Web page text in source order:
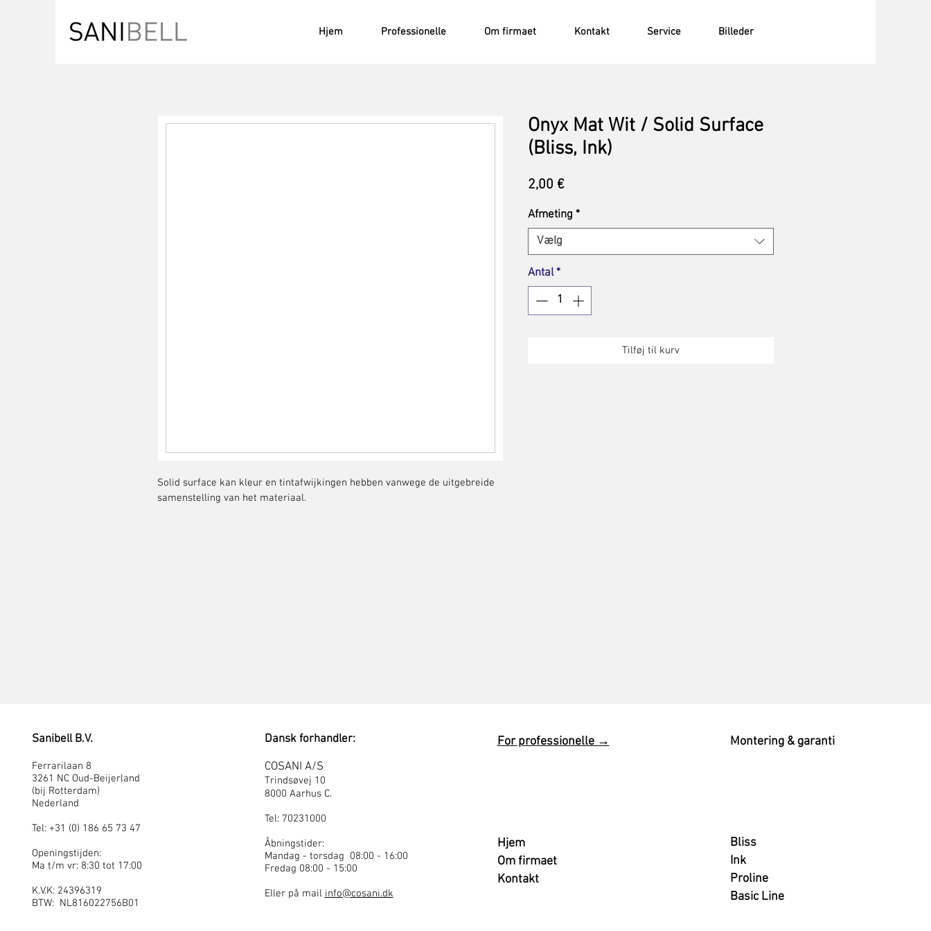
Hjem Professionelle Om firmaet Kontakt Service Billeder
Solid surface kan kleur en tintafwijkingen hebben vanwege de uitgebreide
samenstelling van het materiaal.
Onyx Mat Wit / Solid Surface
(Bliss, Ink)
2,00 €Pris
Afmeting *
Vælg
Antal *
Tilføj til kurv
Sanibell B.V.
Ferrarilaan 8
3261 NC Oud-Beijerland
(bij Rotterdam)
Nederland
Tel: +31 (0) 186 65 73 47
Openingstijden:
Ma t/m vr: 8:30 tot 17:00
K.V.K: 24396319
BTW: NL816022756B01
Dansk forhandler:
COSANI A/S
Trindsøvej 10
8000 Aarhus C.
Tel: 70231000
Åbningstider:
Mandag - torsdag 08:00 - 16:00
Fredag 08:00 - 15:00
Eller på mail info@cosani.dk
For professionelle →
Hjem
Om firmaet
Kontakt
Montering & garanti
Bliss
Ink
Proline
Basic Line